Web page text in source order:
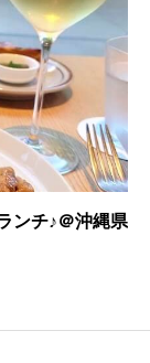
ンチ♪＠沖縄県